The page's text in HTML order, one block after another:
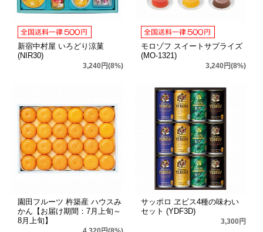
新宿中村屋 いろどり涼菓
(NIR30)
3,240円(8%)
モロゾフ スイートサプライズ
(MO-1321)
3,240円(8%)
園田フルーツ 杵築産 ハウスみ
かん【お届け期間：7月上旬～
8月上旬】
サッポロ ヱビス4種の味わい
セット (YDF3D)
3,300円